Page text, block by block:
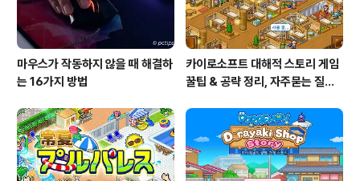
마우스가 작동하지 않을 때 해결하
는 16가지 방법
카이로소프트 대해적 스토리 게임
꿀팁 & 공략 정리, 자주묻는 질문